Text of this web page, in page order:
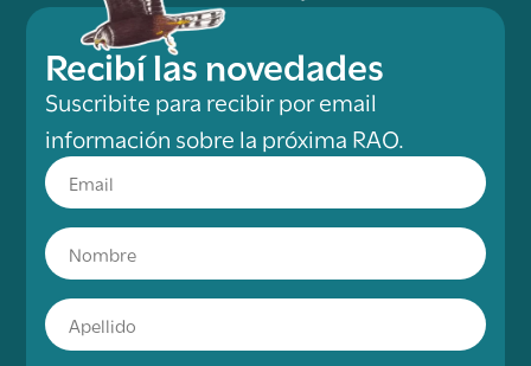
Recibí las novedades
Suscribite para recibir por email
información sobre la próxima RAO.